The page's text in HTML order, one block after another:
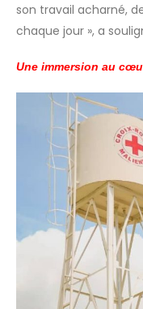
son travail acharné,
chaque jour », a
Une immersion au